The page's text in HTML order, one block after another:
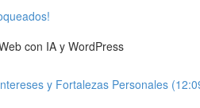
con IA y WordPress
y Fortalezas Personales